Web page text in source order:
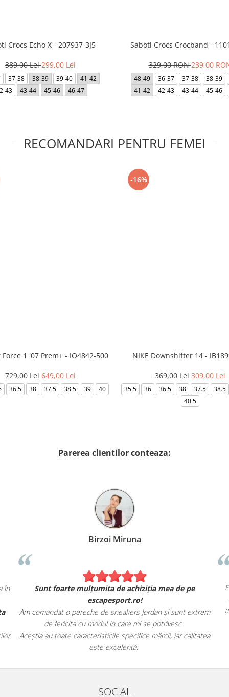
Crocs Echo X - 207937-3J5
389,00 Lei299,00 Lei
37-38 38-39 39-40
41-42
43
43-44 45-46 46-47
Saboti Crocs Crocband -
329,00 RON239,00
48-49 36-37 37-38
38-39
41-42
42-43 43-44 45-46
RECOMANDARI PENTRU FEMEI
Force 1 '07 Prem+ - IO4842-500
729,00 Lei649,00 Lei
36.5 38 37.5 38.5 39 40
-16%
NIKE Downshifter 14 -
369,00 Lei309,00 Lei
35.5 36 36.5 38 37.5
38.5
40.5
Parerea clientilor conteaza:
în
Birzoi Miruna
Sunt foarte mulțumita de achiziția mea de pe
escapesport.ro!
Am comandat o pereche de sneakers Jordan și sunt extrem
de fericita cu modul in care mi se potrivesc.
Aceștia au toate caracteristicile specifice mărcii, iar calitatea
este excelentă.
SOCIAL